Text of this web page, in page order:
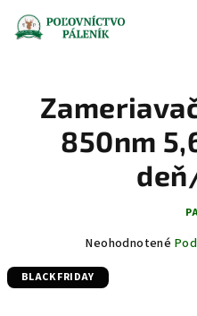
obsah
850nm
Priemerné
produktu
Neohodnotené
BLACK FRIDAY